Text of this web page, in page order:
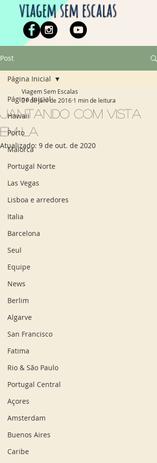
viagem sem escalas
Post
Página Inicial
Hawaii
Porto
Maiorca
Portugal Norte
Las Vegas
Lisboa e arredores
Italia
Barcelona
Seul
Equipe
News
Berlim
Algarve
San Francisco
Fatima
Rio & São Paulo
Portugal Central
Açores
Amsterdam
Buenos Aires
Caribe
Página Inicial
Jantando com vista
em LA
Viagem Sem Escalas
21 de jan. de 2016 1 min de leitura
Atualizado: 9 de out. de 2020